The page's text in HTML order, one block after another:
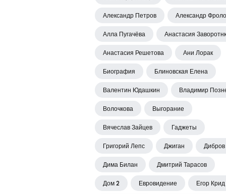
Александр Петров Александр
Алла Пугачёва Анастасия
Анастасия Решетова Ани Лорак
Биография Блиновская Елена
Валентин Юдашкин Владимир
Волочкова Выгорание
Вячеслав Зайцев Гаджеты
Григорий Лепс Джиган Дибров
Дима Билан Дмитрий Тарасов
Дом 2 Евровидение Егор Крид